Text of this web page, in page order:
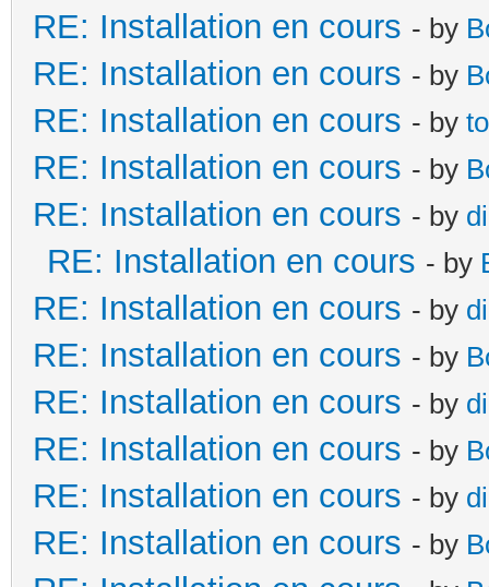
RE: Installation en cours - by
RE: Installation en cours - by
RE: Installation en cours - by
RE: Installation en cours - by
RE: Installation en cours - by
RE: Installation en cours - by
RE: Installation en cours - by
RE: Installation en cours - by
RE: Installation en cours - by
RE: Installation en cours - by
RE: Installation en cours - by
RE: Installation en cours - by